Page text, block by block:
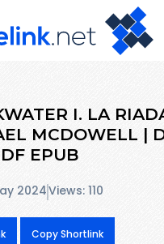
I. LA
MCDOWELL |
EPUB
2024Views: 110
Copy Shortlink